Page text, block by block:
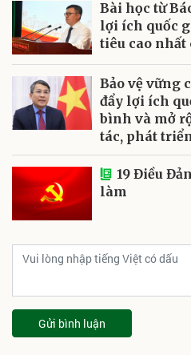
Bài học từ
lợi ích quốc
tiêu cao nhất
Bảo vệ vững
đẩy lợi ích
bình và mở
tác, phát triển
19 Điều
làm
Gửi bình luận